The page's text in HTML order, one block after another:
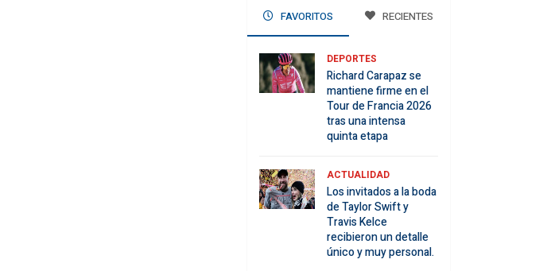
FAVORITOS RECIENTES
DEPORTES
Richard Carapaz se
mantiene firme en el
Tour de Francia 2026
tras una intensa
quinta etapa
ACTUALIDAD
Los invitados a la boda
de Taylor Swift y
Travis Kelce
recibieron un detalle
único y muy personal.